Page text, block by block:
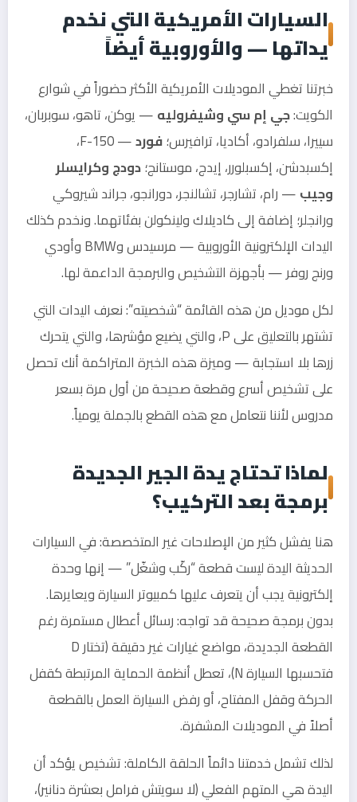
السيارات الأمريكية التي نخدم
يداتها — والأوروبية أيضاً
خبرتنا تغطي الموديلات الأمريكية الأكثر حضوراً في شوارع
الكويت:جي إم سي وشيفروليه — يوكن، تاهو، سوبربان،
سييرا، سلفرادو، أكاديا، ترافيرس؛فورد
— F-150،
إكسبدشن، إكسبلورر، إيدج، موستانج؛دودج وكرايسلر
وجيب — رام، تشارجر، تشالنجر، دورانجو، جراند شيروكي
ورانجلر؛ إضافة إلى كاديلاك ولينكولن بفئاتهما. ونخدم كذلك
اليدات الإلكترونية الأوروبية — مرسيدس وBMW وأودي
ورنج روفر — بأجهزة التشخيص والبرمجة الداعمة لها.
لكل موديل من هذه القائمة “شخصيته”: نعرف اليدات التي
تشتهر بالتعليق على P، والتي يضيع مؤشرها، والتي يتحرك
زرها بلا استجابة — وميزة هذه الخبرة المتراكمة أنك تحصل
على تشخيص أسرع وقطعة صحيحة من أول مرة بسعر
مدروس لأننا نتعامل مع هذه القطع بالجملة يومياً.
لماذا تحتاج يدة الجير الجديدة
برمجة بعد التركيب؟
هنا يفشل كثير من الإصلاحات غير المتخصصة: في السيارات
الحديثة اليدة ليست قطعة “ركّب وشغّل” — إنها وحدة
إلكترونية يجب أن يتعرف عليها كمبيوتر السيارة ويعايرها.
بدون برمجة صحيحة قد تواجه: رسائل أعطال مستمرة رغم
القطعة الجديدة، مواضع غيارات غير دقيقة (تختار D
فتحسبها السيارة N)، تعطل أنظمة الحماية المرتبطة كقفل
الحركة وقفل المفتاح، أو رفض السيارة العمل بالقطعة
أصلاً في الموديلات المشفرة.
لذلك تشمل خدمتنا دائماً الحلقة الكاملة: تشخيص يؤكد أن
اليدة هي المتهم الفعلي (لا سويتش فرامل بعشرة دنانير)،